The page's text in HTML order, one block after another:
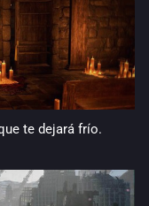
te dejará frío.